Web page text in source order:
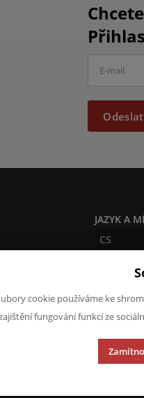
Odeslat
JAZYK A
CS
CZK (Kč)
cookie používáme ke
fungování funkcí ze